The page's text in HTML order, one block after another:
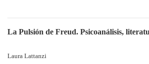
La Pulsión de Freud. Psicoanálisis,
Laura Lattanzi